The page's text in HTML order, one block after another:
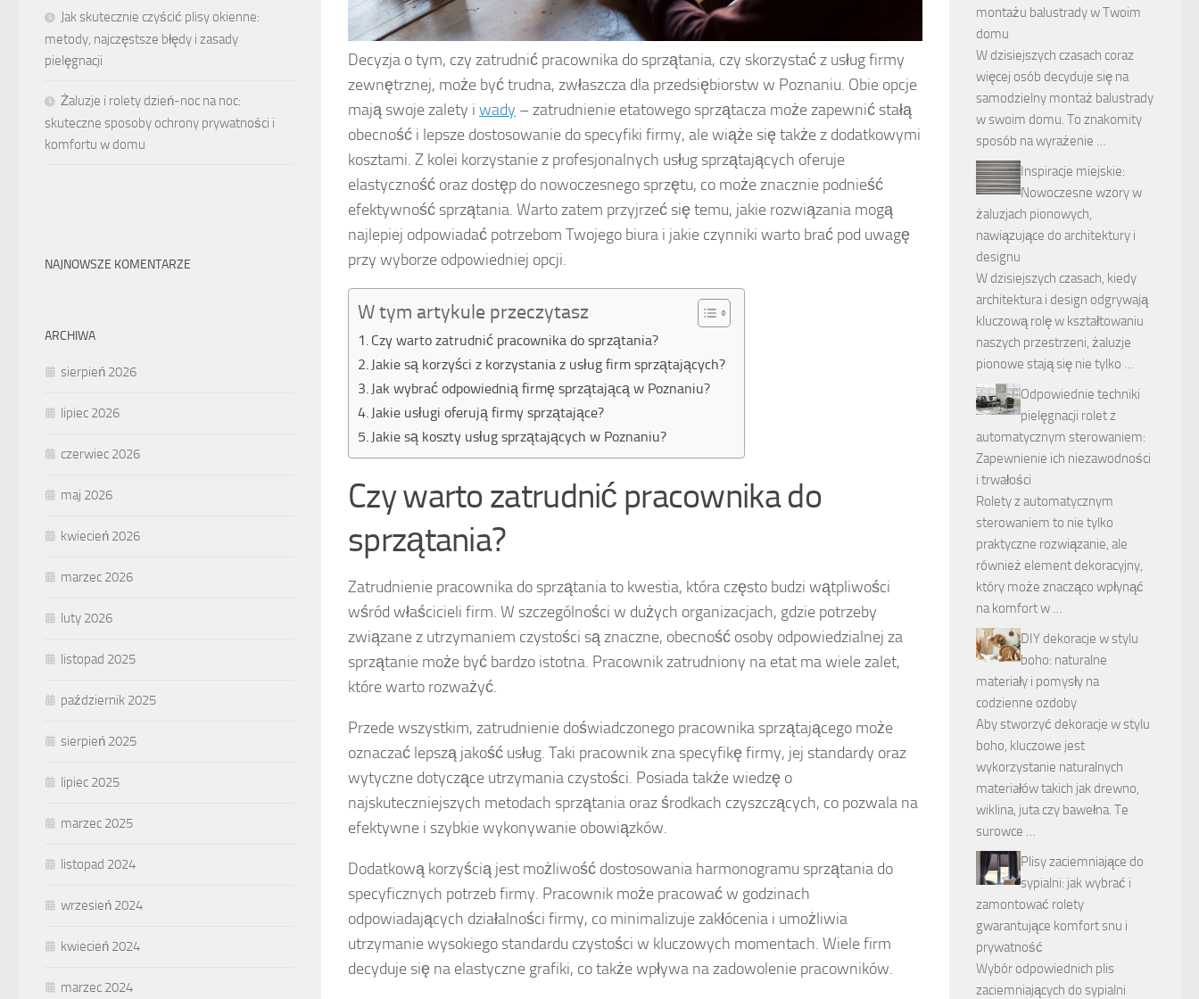
Decyzja o tym, czy zatrudnić pracownika do sprzątania, czy skorzystać z usług firmy
zewnętrznej, może być trudna, zwłaszcza dla przedsiębiorstw w Poznaniu. Obie opcje
mają swoje zalety i wady – zatrudnienie etatowego sprzątacza może zapewnić stałą
obecność i lepsze dostosowanie do specyfiki firmy, ale wiąże się także z dodatkowymi
kosztami. Z kolei korzystanie z profesjonalnych usług sprzątających oferuje
elastyczność oraz dostęp do nowoczesnego sprzętu, co może znacznie podnieść
efektywność sprzątania. Warto zatem przyjrzeć się temu, jakie rozwiązania mogą
najlepiej odpowiadać potrzebom Twojego biura i jakie czynniki warto brać pod uwagę
przy wyborze odpowiedniej opcji.
W tym artykule przeczytasz
Czy warto zatrudnić pracownika do sprzątania?
Jakie są korzyści z korzystania z usług firm sprzątających?
Jak wybrać odpowiednią firmę sprzątającą w Poznaniu?
Jakie usługi oferują firmy sprzątające?
Jakie są koszty usług sprzątających w Poznaniu?
Czy warto zatrudnić pracownika do
sprzątania?
Zatrudnienie pracownika do sprzątania to kwestia, która często budzi wątpliwości
wśród właścicieli firm. W szczególności w dużych organizacjach, gdzie potrzeby
związane z utrzymaniem czystości są znaczne, obecność osoby odpowiedzialnej za
sprzątanie może być bardzo istotna. Pracownik zatrudniony na etat ma wiele zalet,
które warto rozważyć.
Przede wszystkim, zatrudnienie doświadczonego pracownika sprzątającego może
oznaczać lepszą jakość usług. Taki pracownik zna specyfikę firmy, jej standardy oraz
wytyczne dotyczące utrzymania czystości. Posiada także wiedzę o
najskuteczniejszych metodach sprzątania oraz środkach czyszczących, co pozwala na
efektywne i szybkie wykonywanie obowiązków.
Dodatkową korzyścią jest możliwość dostosowania harmonogramu sprzątania do
specyficznych potrzeb firmy. Pracownik może pracować w godzinach
odpowiadających działalności firmy, co minimalizuje zakłócenia i umożliwia
utrzymanie wysokiego standardu czystości w kluczowych momentach. Wiele firm
decyduje się na elastyczne grafiki, co także wpływa na zadowolenie pracowników.
Jak skutecznie czyścić plisy okienne:
metody, najczęstsze błędy i zasady
pielęgnacji
Żaluzje i rolety dzień-noc na noc:
skuteczne sposoby ochrony prywatności i
komfortu w domu
NAJNOWSZE KOMENTARZE
ARCHIWA
sierpień 2026
lipiec 2026
czerwiec 2026
maj 2026
kwiecień 2026
marzec 2026
luty 2026
listopad 2025
październik 2025
sierpień 2025
lipiec 2025
marzec 2025
listopad 2024
wrzesień 2024
kwiecień 2024
marzec 2024
montażu balustrady w Twoim
domu
W dzisiejszych czasach coraz
więcej osób decyduje się na
samodzielny montaż balustrady
w swoim domu. To znakomity
sposób na wyrażenie …
Inspiracje miejskie:
Nowoczesne wzory w
żaluzjach pionowych,
nawiązujące do architektury i
designu
W dzisiejszych czasach, kiedy
architektura i design odgrywają
kluczową rolę w kształtowaniu
naszych przestrzeni, żaluzje
pionowe stają się nie tylko …
Odpowiednie techniki
pielęgnacji rolet z
automatycznym sterowaniem:
Zapewnienie ich niezawodności
i trwałości
Rolety z automatycznym
sterowaniem to nie tylko
praktyczne rozwiązanie, ale
również element dekoracyjny,
który może znacząco wpłynąć
na komfort w …
DIY dekoracje w stylu
boho: naturalne
materiały i pomysły na
codzienne ozdoby
Aby stworzyć dekoracje w stylu
boho, kluczowe jest
wykorzystanie naturalnych
materiałów takich jak drewno,
wiklina, juta czy bawełna. Te
surowce …
Plisy zaciemniające do
sypialni: jak wybrać i
zamontować rolety
gwarantujące komfort snu i
prywatność
Wybór odpowiednich plis
zaciemniających do sypialni